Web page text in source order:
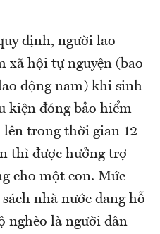
định, người lao
xã hội tự nguyện (bao
động nam) khi sinh
kiện đóng bảo hiểm
trong thời gian 12
thì được hưởng trợ
cho một con. Mức
nhà nước đang hỗ
nghèo là người dân